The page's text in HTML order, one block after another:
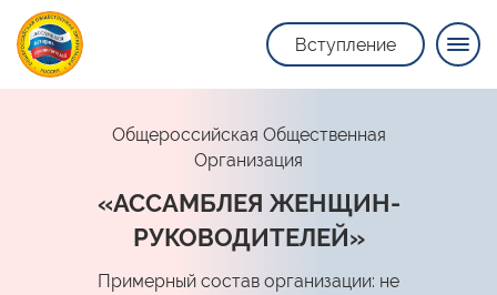
Вступление
Общероссийская Общественная
Организация
«АССАМБЛЕЯ ЖЕНЩИН-
РУКОВОДИТЕЛЕЙ»
Примерный состав организации: не